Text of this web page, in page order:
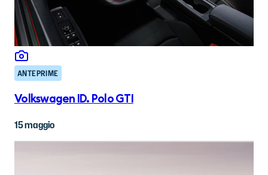
ANTEPRIME
Volkswagen ID. Polo GTI
15 maggio